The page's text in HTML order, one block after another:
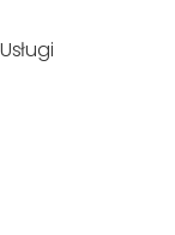
Usługi